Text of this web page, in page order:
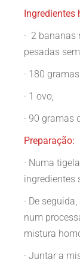
Ingredientes
· 2 bananas
pesadas
· 180
· 1 ovo;
· 90 gramas
Preparação:
· Numa
ingredientes
· De
num
mistura
· Juntar a